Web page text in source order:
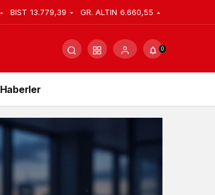
BIST 13.779,39 GR. ALTIN 6.660,55
0
Haberler